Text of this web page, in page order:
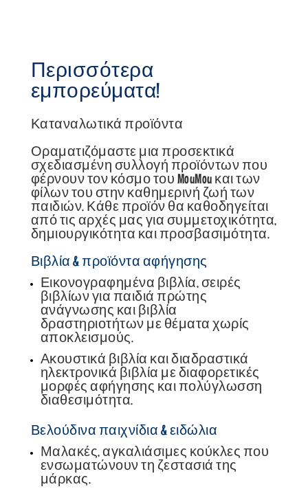
Περισσότερα
εμπορεύματα!
Καταναλωτικά προϊόντα
Οραματιζόμαστε μια προσεκτικά
σχεδιασμένη συλλογή προϊόντων που
φέρνουν τον κόσμο του MouMou και των
φίλων του στην καθημερινή ζωή των
παιδιών. Κάθε προϊόν θα καθοδηγείται
από τις αρχές μας για συμμετοχικότητα,
δημιουργικότητα και προσβασιμότητα.
Βιβλία & προϊόντα αφήγησης
Εικονογραφημένα βιβλία, σειρές
βιβλίων για παιδιά πρώτης
ανάγνωσης και βιβλία
δραστηριοτήτων με θέματα χωρίς
αποκλεισμούς.
Ακουστικά βιβλία και διαδραστικά
ηλεκτρονικά βιβλία με διαφορετικές
μορφές αφήγησης και πολύγλωσση
διαθεσιμότητα.
Βελούδινα παιχνίδια & ειδώλια
Μαλακές, αγκαλιάσιμες κούκλες που
ενσωματώνουν τη ζεστασιά της
μάρκας.